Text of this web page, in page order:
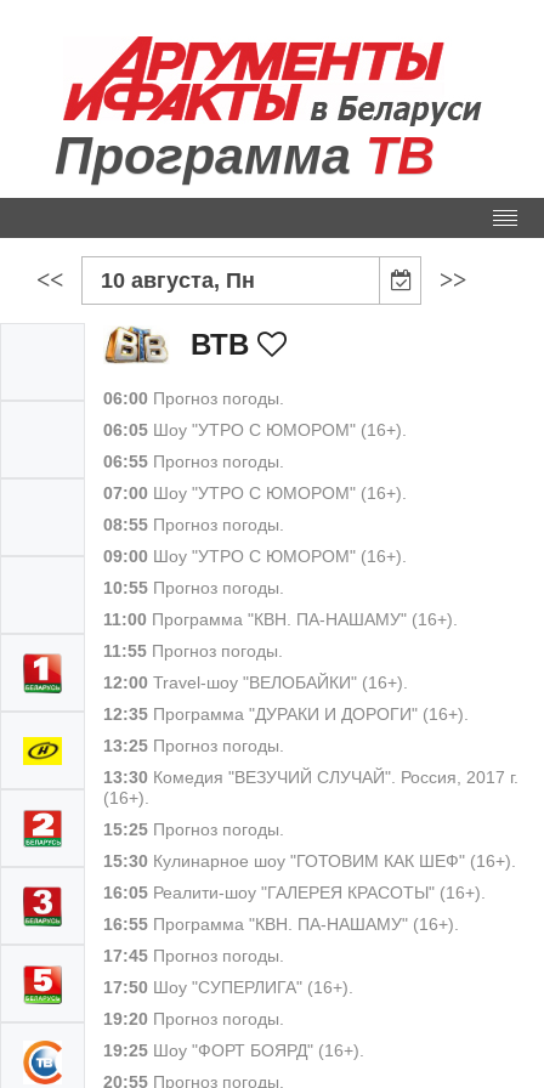
Программа ТВ
<< 10 августа, Пн >>
ВТВ
06:00 Прогноз погоды.
06:05 Шоу "УТРО С ЮМОРОМ" (16+).
06:55 Прогноз погоды.
07:00 Шоу "УТРО С ЮМОРОМ" (16+).
08:55 Прогноз погоды.
09:00 Шоу "УТРО С ЮМОРОМ" (16+).
10:55 Прогноз погоды.
11:00 Программа "КВН. ПА-НАШАМУ" (16+).
11:55 Прогноз погоды.
12:00 Travel-шоу "ВЕЛОБАЙКИ" (16+).
12:35 Программа "ДУРАКИ И ДОРОГИ" (16+).
13:25 Прогноз погоды.
13:30 Комедия "ВЕЗУЧИЙ СЛУЧАЙ". Россия, 2017 г.
(16+).
15:25 Прогноз погоды.
15:30 Кулинарное шоу "ГОТОВИМ КАК ШЕФ" (16+).
16:05 Реалити-шоу "ГАЛЕРЕЯ КРАСОТЫ" (16+).
16:55 Программа "КВН. ПА-НАШАМУ" (16+).
17:45 Прогноз погоды.
17:50 Шоу "СУПЕРЛИГА" (16+).
19:20 Прогноз погоды.
19:25 Шоу "ФОРТ БОЯРД" (16+).
20:55 Прогноз погоды.